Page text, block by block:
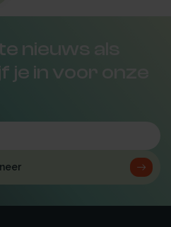
nieuws als
in voor onze